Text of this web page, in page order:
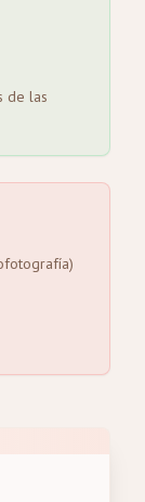
de las